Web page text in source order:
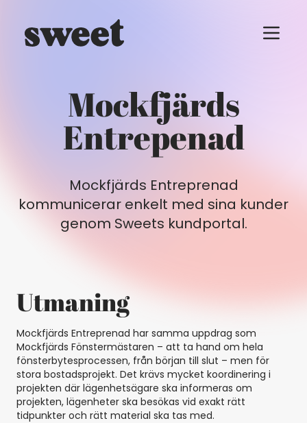
Menu
Mockfjärds
Entrepenad
Mockfjärds Entreprenad
kommunicerar enkelt med sina kunder
genom Sweets kundportal.
Utmaning
Mockfjärds Entreprenad har samma uppdrag som
Mockfjärds Fönstermästaren – att ta hand om hela
fönsterbytesprocessen, från början till slut – men för
stora bostadsprojekt. Det krävs mycket koordinering i
projekten där lägenhetsägare ska informeras om
projekten, lägenheter ska besökas vid exakt rätt
tidpunkter och rätt material ska tas med.